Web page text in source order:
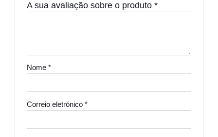
A sua avaliação sobre o produto*
Nome*
Correio eletrónico*